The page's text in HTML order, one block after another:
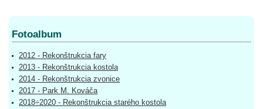
Fotoalbum
2012 - Rekonštrukcia fary
2013 - Rekonštrukcia kostola
2014 - Rekonštrukcia zvonice
2017 - Park M. Kováča
2018÷2020 - Rekonštrukcia starého kostola